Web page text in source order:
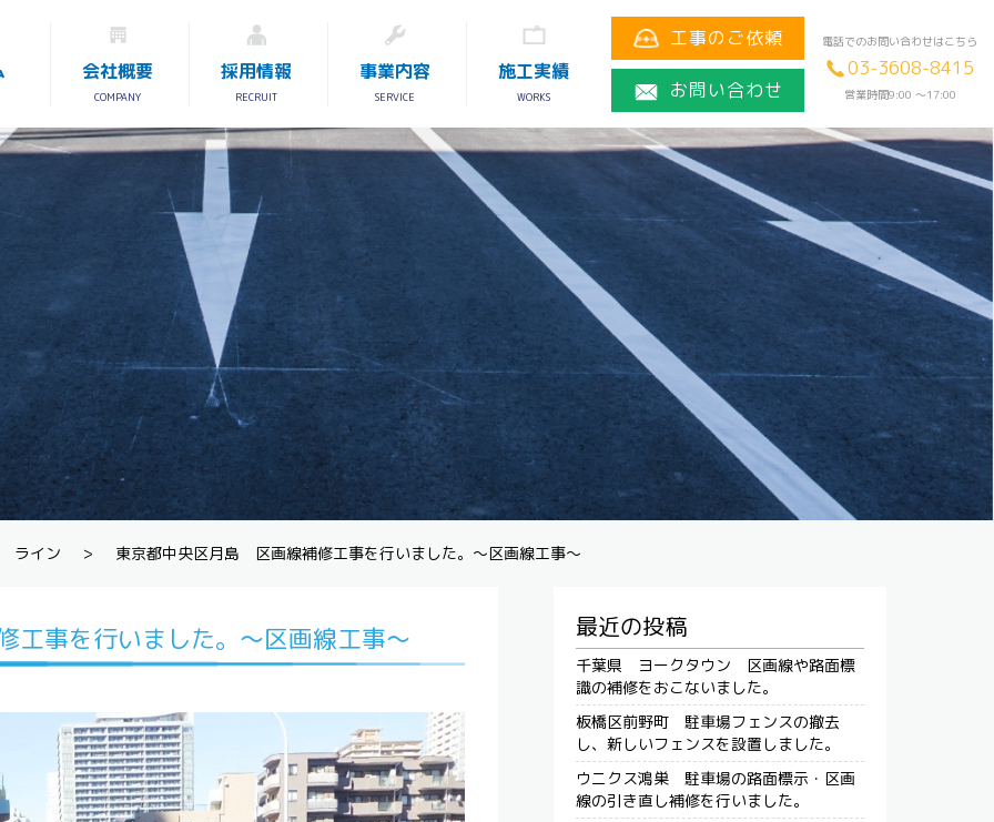
工事のご依頼
お問い合わせ
電話でのお問い合わせはこちら
03-3608-8415
営業時間9:00 〜17:00
会社概要
COMPANY
採用情報
RECRUIT
事業内容
SERVICE
施工実績
WORKS
ライン > 東京都中央区月島 区画線補修工事を行いました。～区画線工事～
事を行いました。～区画線工事～ 最近の投稿
千葉県 ヨークタウン 区画線や路面標
識の補修をおこないました。
板橋区前野町 駐車場フェンスの撤去
し、新しいフェンスを設置しました。
ウニクス鴻巣 駐車場の路面標示・区画
線の引き直し補修を行いました。